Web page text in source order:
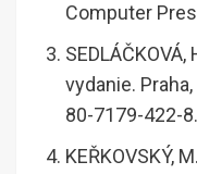
Computer
vydanie.
80-7179-422-8.
KEŘKOVSKÝ,